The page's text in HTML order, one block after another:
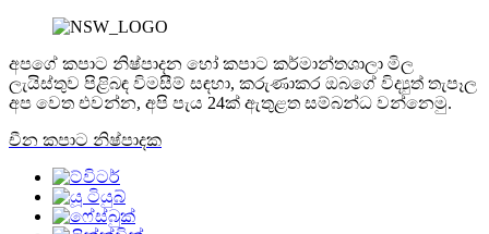
අපගේ කපාට නිෂ්පාදන හෝ කපාට කර්මාන්තශාලා මිල
ලැයිස්තුව පිළිබඳ විමසීම් සඳහා, කරුණාකර ඔබගේ විද්‍යුත් තැපෑල
අප වෙත එවන්න, අපි පැය 24ක් ඇතුළත සම්බන්ධ වන්නෙමු.
චීන කපාට නිෂ්පාදක